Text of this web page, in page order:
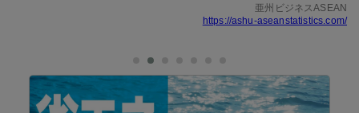
亜州ビジネスASEAN
https://ashu-aseanstatistics.com/